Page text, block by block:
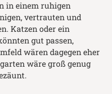
in einem ruhigen
vertrauten und
Katzen oder ein
gut passen,
wären dagegen eher
wäre groß genug